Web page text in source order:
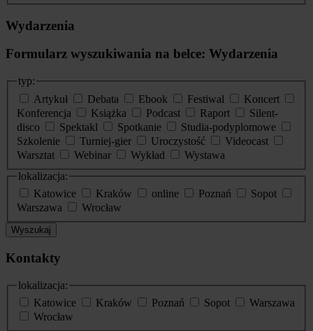
Wydarzenia
Formularz wyszukiwania na belce: Wydarzenia
typ:
Artykuł
Debata Ebook Festiwal
Koncert
Konferencja
Książka Podcast Raport
Silent-
disco
Spektakl Spotkanie
Studia-podyplomowe
Szkolenie
Turniej-gier Uroczystość
Videocast
Warsztat
Webinar Wykład
Wystawa
lokalizacja:
Katowice
Kraków online Poznań
Sopot
Warszawa
Wrocław
Wyszukaj
Kontakty
lokalizacja:
Katowice
Kraków Poznań Sopot
Warszawa
Wrocław